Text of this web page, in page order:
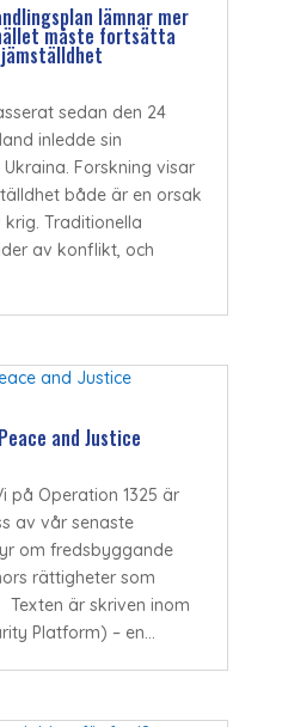
lämnar mer
måste fortsätta
sedan den 24
inledde sin
Forskning visar
både är en orsak
Traditionella
av konflikt, och
and Justice
på Operation 1325 är
av vår senaste
om fredsbyggande
rättigheter som
är skriven inom
Platform) – en...